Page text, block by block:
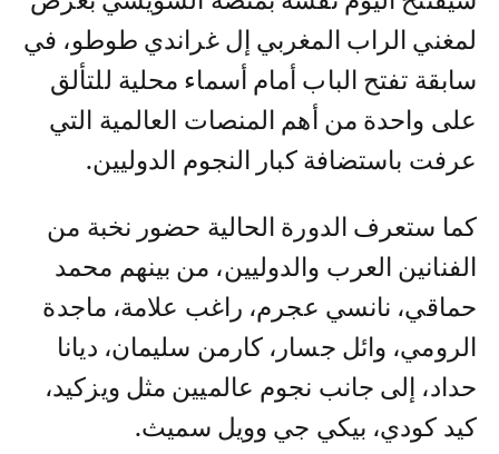
لمغني الراب المغربي إل غراندي طوطو، في
سابقة تفتح الباب أمام أسماء محلية للتألق
على واحدة من أهم المنصات العالمية التي
عرفت باستضافة كبار النجوم الدوليين.
كما ستعرف الدورة الحالية حضور نخبة من
الفنانين العرب والدوليين، من بينهم محمد
حماقي، نانسي عجرم، راغب علامة، ماجدة
الرومي، وائل جسار، كارمن سليمان، ديانا
حداد، إلى جانب نجوم عالميين مثل ويزكيد،
كيد كودي، بيكي جي وويل سميث.